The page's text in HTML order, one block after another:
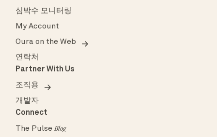
심박수 모니터링
My Account
Oura on the Web
연락처
Partner With Us
조직용
개발자
Connect
The PulseBlog